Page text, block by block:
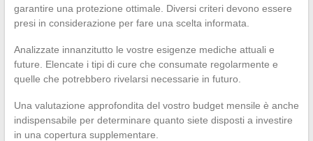
garantire una protezione ottimale. Diversi criteri devono essere
presi in considerazione per fare una scelta informata.
Analizzate innanzitutto le vostre esigenze mediche attuali e
future. Elencate i tipi di cure che consumate regolarmente e
quelle che potrebbero rivelarsi necessarie in futuro.
Una valutazione approfondita del vostro budget mensile è anche
indispensabile per determinare quanto siete disposti a investire
in una copertura supplementare.